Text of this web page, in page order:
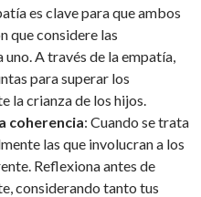
es clave para que ambos
que considere las
A través de la empatía,
para superar los
la crianza de los hijos.
coherencia: Cuando se trata
las que involucran a los
Reflexiona antes de
considerando tanto tus